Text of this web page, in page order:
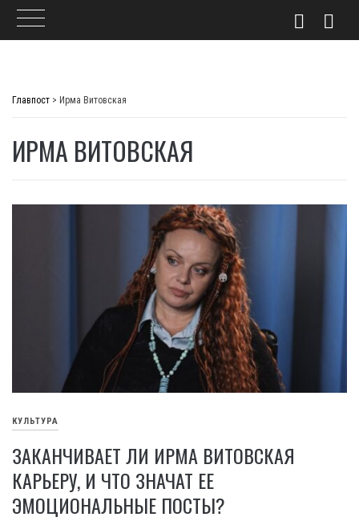
Главпост > Ирма Витовская
ИРМА ВИТОВСКАЯ
КУЛЬТУРА
ЗАКАНЧИВАЕТ ЛИ ИРМА ВИТОВСКАЯ
КАРЬЕРУ, И ЧТО ЗНАЧАТ ЕЕ
ЭМОЦИОНАЛЬНЫЕ ПОСТЫ?